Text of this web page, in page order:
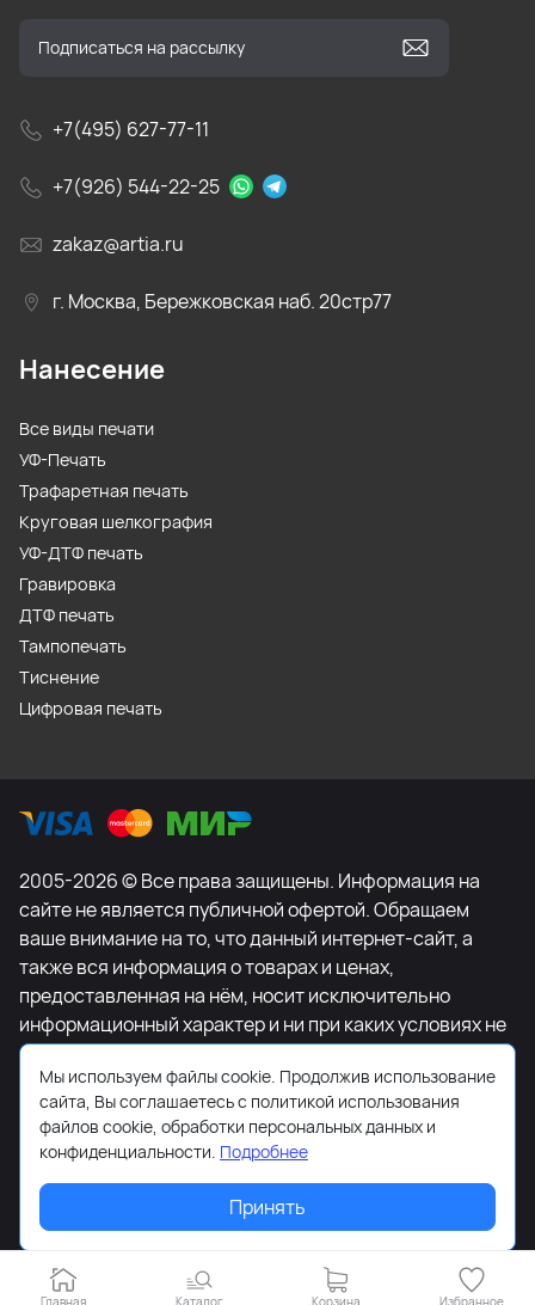
+7(495) 627-77-11
+7(926) 544-22-25
zakaz@artia.ru
г. Москва, Бережковская наб. 20стр77
Нанесение
Все виды печати
УФ-Печать
Трафаретная печать
Круговая шелкография
УФ-ДТФ печать
Гравировка
ДТФ печать
Тампопечать
Тиснение
Цифровая печать
2005-2026 © Все права защищены. Информация на
сайте не является публичной офертой. Обращаем
ваше внимание на то, что данный интернет-сайт, а
также вся информация о товарах и ценах,
предоставленная на нём, носит исключительно
информационный характер и ни при каких условиях не
является публичной офертой, определяемой
положениями Статьи 437 Гражданского кодекса
Российской Федерации. Для получения подробной
информации о наличии и стоимости указанных
товаров и (или) услуг, пожалуйста, обращайтесь к
менеджеру сайта с помощью специальной формы
связи или по телефону +7-495-627-77-11.
Главная Каталог Корзина Избранное
Мы используем файлы cookie. Продолжив использование
сайта, Вы соглашаетесь с политикой использования
файлов cookie, обработки персональных данных и
конфиденциальности. Подробнее
Принять